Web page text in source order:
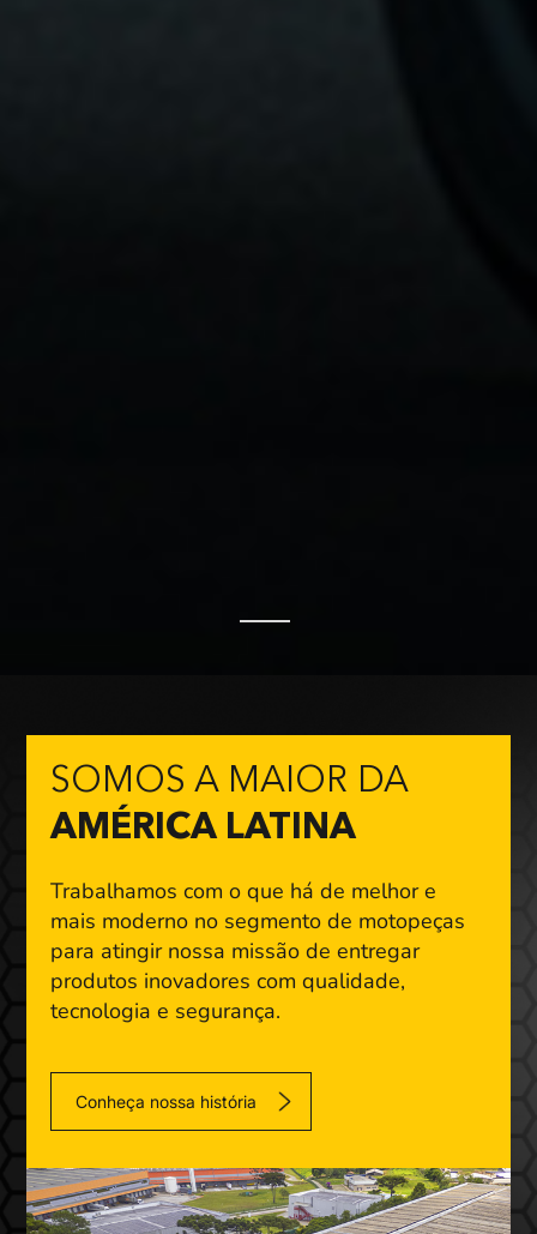
SOMOS A MAIOR DA
AMÉRICA LATINA
Trabalhamos com o que há de melhor e
mais moderno no segmento de motopeças
para atingir nossa missão de entregar
produtos inovadores com qualidade,
tecnologia e segurança.
Conheça nossa história